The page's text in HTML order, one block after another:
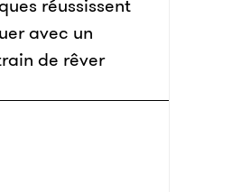
réussissent
avec un
de rêver